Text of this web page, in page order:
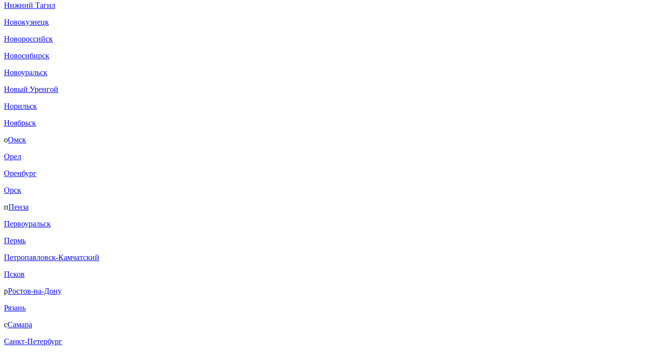
Нижний Тагил
Новокузнецк
Новороссийск
Новосибирск
Новоуральск
Новый Уренгой
Норильск
Ноябрьск
оОмск
Орел
Оренбург
Орск
пПенза
Первоуральск
Пермь
Петропавловск-Камчатский
Псков
рРостов-на-Дону
Рязань
сСамара
Санкт-Петербург